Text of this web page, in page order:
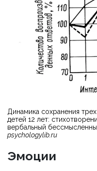
Динамика сохранения
детей 12 лет:
вербальный
psychologylib.ru
Эмоции